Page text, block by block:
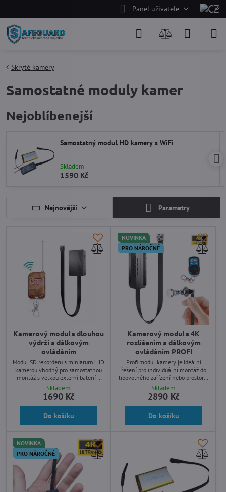
Panel uživatele
Skryté kamery
Samostatné moduly kamer
Nejoblíbenejší
Samostatný modul HD kamery s WiFi
Skladem
1590 Kč
Nejnovější Parametry
Kamerový modul s dlouhou
výdrží a dálkovým
ovládáním
Modul SD rekordéru s miniaturní HD
kamerou vhodný pro samostatnou
montáž s velkou externí baterií a
dálkovým ovladačem. Funkce
detekce pohybu, fotografie, stálé
video.
Skladem
1690 Kč
Do košíku
NOVINKA
PRO NÁROČNÉ
Kamerový modul s 4K
rozlišením a dálkovým
ovládáním PROFI
Profi modul kamery je ideální
řešení pro individuální montáž do
libovolného zařízení nebo prostoru.
Vysoké rozlišení záznamu,
kompaktní rozměry, záznam na SD
kartu až 512Gb, dálkové ovládání,
sada krytů na objektiv.
Skladem
2890 Kč
Do košíku
NOVINKA
PRO NÁROČNÉ